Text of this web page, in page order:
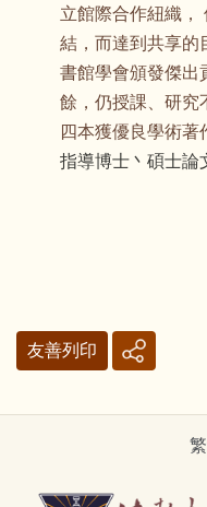
立館際合作紐織，
結，而達到共享的
書館學會頒發傑出
餘，仍授課、研究
四本獲優良學術著
指導博士丶碩士論
友善列印